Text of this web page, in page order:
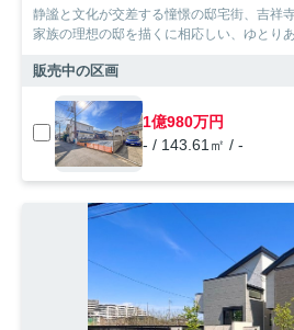
静謐と文化が交差する憧憬の邸宅街、吉祥寺
家族の理想の邸を描くに相応しい、ゆとり
販売中の区画
1億980万円
- / 143.61㎡ / -